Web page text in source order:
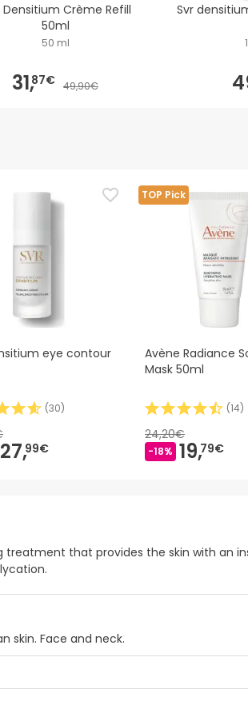
Densitium Crème Refill
50ml
50 ml
31,87€ 49,90€
Svr
eye contour
(30)
27,99€
TOP Pick
Avène Radiance
Mask 50ml
(14)
24,20€
-18% 19,79€
treatment that provides the skin with an
skin. Face and neck.